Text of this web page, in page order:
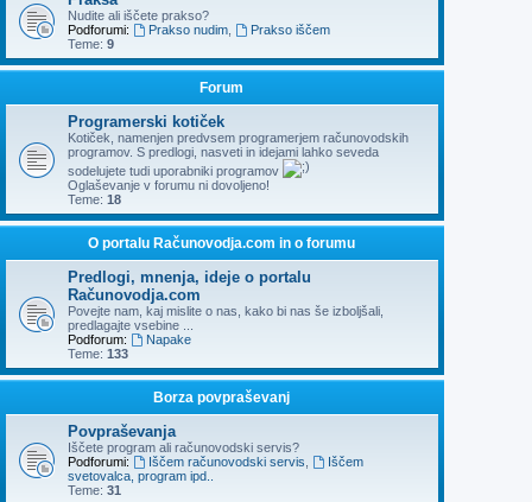
Nudite ali iščete prakso?
Podforumi:
Prakso nudim,
Prakso iščem
Teme: 9
Forum
Programerski kotiček
Kotiček, namenjen predvsem programerjem računovodskih
programov. S predlogi, nasveti in idejami lahko seveda
sodelujete tudi uporabniki programov
Oglaševanje v forumu ni dovoljeno!
Teme: 18
O portalu Računovodja.com in o forumu
Predlogi, mnenja, ideje o portalu
Računovodja.com
Povejte nam, kaj mislite o nas, kako bi nas še izboljšali,
predlagajte vsebine ...
Podforum:
Napake
Teme: 133
Borza povpraševanj
Povpraševanja
Iščete program ali računovodski servis?
Podforumi:
Iščem računovodski servis
Iščem
svetovalca, program ipd..
Teme: 31